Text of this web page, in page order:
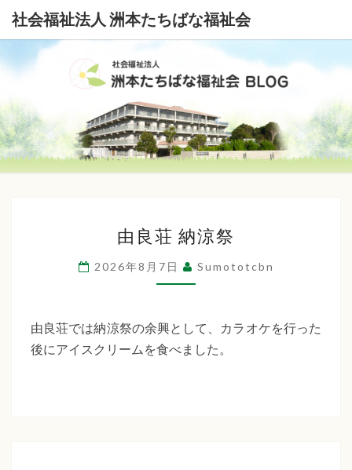
社会福祉法人 洲本たちばな福祉会
社
会
福
法
人
本
た
良
荘
納
祭
由良荘 納涼祭
2026年8月7日 Sumototcbn
由良荘では納涼祭の余興として、カラオケを行った
後にアイスクリームを食べました。